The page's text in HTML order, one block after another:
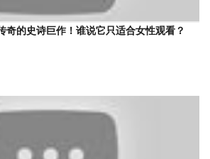
奇的史诗巨作！谁说它只适合女性观看？